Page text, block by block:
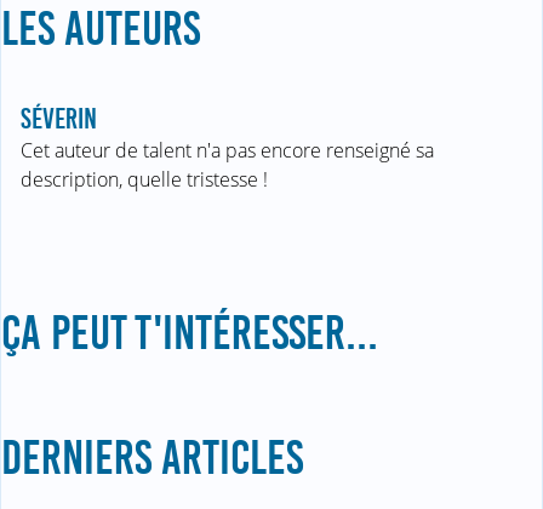
LES AUTEURS
SÉVERIN
Cet auteur de talent n'a pas encore renseigné sa
description, quelle tristesse !
ÇA PEUT T'INTÉRESSER...
DERNIERS ARTICLES